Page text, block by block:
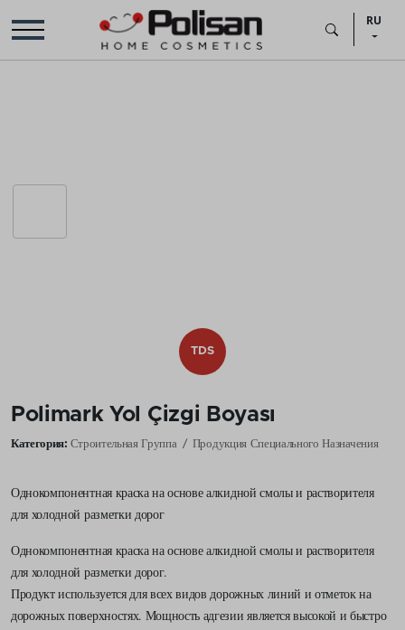
RU
TDS
Polimark Yol Çizgi Boyası
Категория: Строительная Группа Продукция Специального Назначения
Однокомпонентная краска на основе алкидной смолы и растворителя
для холодной разметки дорог
Однокомпонентная краска на основе алкидной смолы и растворителя
для холодной разметки дорог.
Продукт используется для всех видов дорожных линий и отметок на
дорожных поверхностях. Мощность адгезии является высокой и быстро